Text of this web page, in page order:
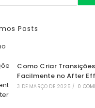
Posts
Como Criar Transições
Facilmente no After
3 DE MARÇO DE 2025 / 0